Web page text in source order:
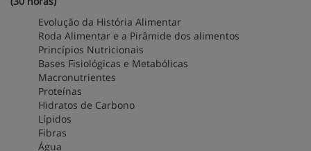
Evolução da História Alimentar
Roda Alimentar e a Pirâmide dos alimentos
Princípios Nutricionais
Bases Fisiológicas e Metabólicas
Macronutrientes
Proteínas
Hidratos de Carbono
Lípidos
Fibras
Água